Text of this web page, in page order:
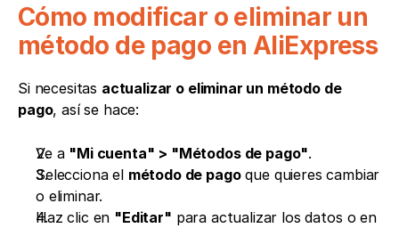
Cómo modificar o eliminar un
método de pago en AliExpress
Si necesitas actualizar o eliminar un método de
pago, así se hace:
Ve a "Mi cuenta" > "Métodos de pago".
Selecciona el método de pago que quieres cambiar
o eliminar.
Haz clic en "Editar"
para actualizar los datos o en